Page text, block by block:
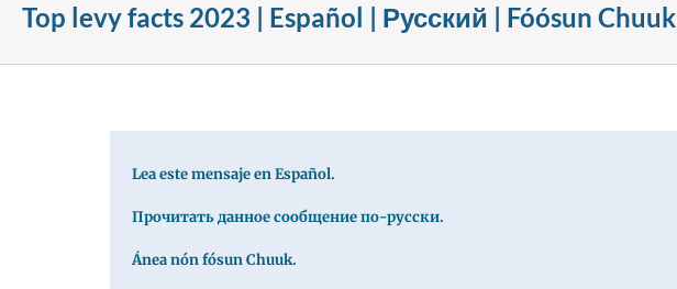
Top levy facts 2023 | Español | Русский | Fóósun Chuuk
Lea este mensaje en Español.
Прочитать данное сообщение по-русски.
Ánea nón fósun Chuuk.